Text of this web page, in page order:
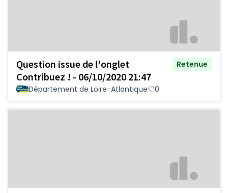
Question issue de l'onglet
Contribuez ! - 06/10/2020 21:47
Retenue
Département de Loire-Atlantique 0